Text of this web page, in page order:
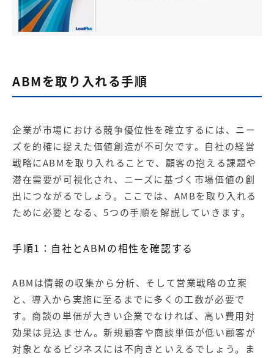
ABMを取り入れる手順
企業が市場における競争優位性を確立するには、ニー
ズを的確に捉えた価値創造が不可欠です。自社の経営
戦略にABMを取り入れることで、顧客の抱える課題や
潜在需要が可視化され、ニーズに基づく市場価値の創
出につながるでしょう。ここでは、AMBを取り入れる
ために必要となる、5つの手順を解説していきます。
手順1：自社とABMの相性を確認する
ABMは情報の収集から分析、そして営業戦略の立案
と、導入から実施に至るまでに多くの工数が必要で
す。商談の単価が大きい企業でなければ、高い費用対
効果は見込ません。新規顧客や商談単価が低い顧客が
対象となるビジネスには不向きといえるでしょう。ま